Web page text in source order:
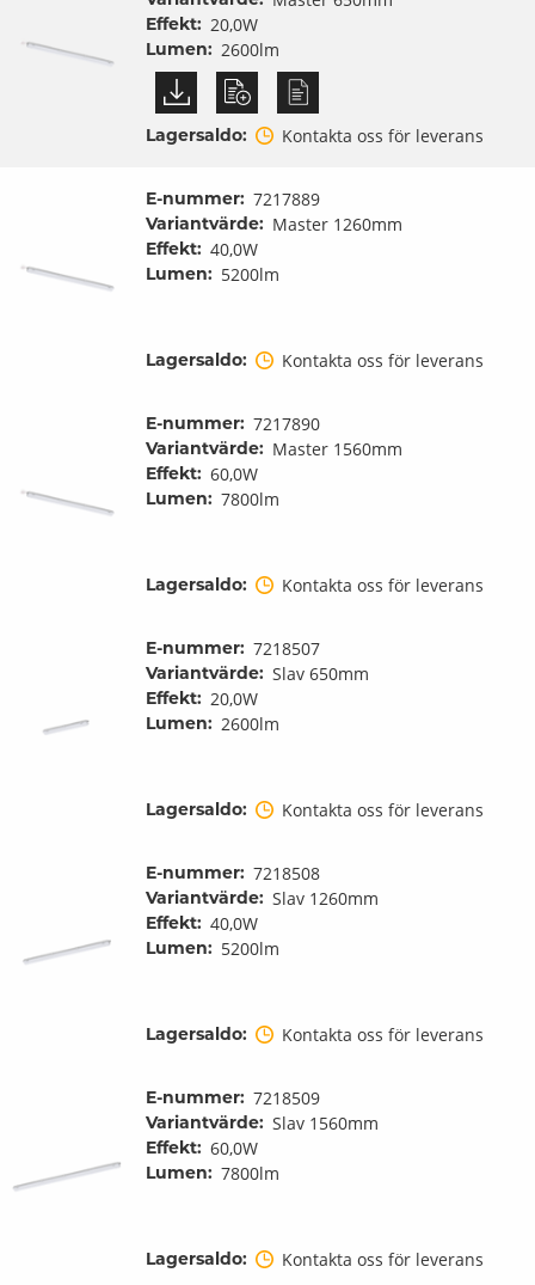
Effekt: 20,0W
Lumen: 2600lm
Lagersaldo: Kontakta oss för leverans
E-nummer: 7217889
Variantvärde: Master 1260mm
Effekt: 40,0W
Lumen: 5200lm
Lagersaldo: Kontakta oss för leverans
E-nummer: 7217890
Variantvärde: Master 1560mm
Effekt: 60,0W
Lumen: 7800lm
Lagersaldo: Kontakta oss för leverans
E-nummer: 7218507
Variantvärde: Slav 650mm
Effekt: 20,0W
Lumen: 2600lm
Lagersaldo: Kontakta oss för leverans
E-nummer: 7218508
Variantvärde: Slav 1260mm
Effekt: 40,0W
Lumen: 5200lm
Lagersaldo: Kontakta oss för leverans
E-nummer: 7218509
Variantvärde: Slav 1560mm
Effekt: 60,0W
Lumen: 7800lm
Lagersaldo: Kontakta oss för leverans